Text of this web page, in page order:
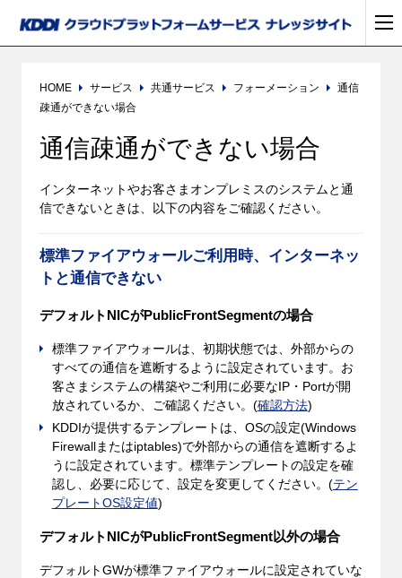
HOME サービス 共通サービス フォーメーション
通信
疎通ができない場合
通信疎通ができない場合
インターネットやお客さまオンプレミスのシステムと通
信できないときは、以下の内容をご確認ください。
標準ファイアウォールご利用時、インターネッ
トと通信できない
デフォルトNICがPublicFrontSegmentの場合
標準ファイアウォールは、初期状態では、外部からの
すべての通信を遮断するように設定されています。お
客さまシステムの構築やご利用に必要なIP・Portが開
放されているか、ご確認ください。(確認方法)
KDDIが提供するテンプレートは、OSの設定(Windows
Firewallまたはiptables)で外部からの通信を遮断するよ
うに設定されています。標準テンプレートの設定を確
認し、必要に応じて、設定を変更してください。(テン
プレートOS設定値)
デフォルトNICがPublicFrontSegment以外の場合
デフォルトGWが標準ファイアウォールに設定されていな